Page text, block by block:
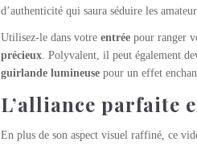
d’authenticité qui saura séduire les
Utilisez-le dans votre entréepour ranger
précieux. Polyvalent, il peut également
guirlande lumineusepour un effet
L’alliance parfaite
En plus de son aspect visuel raffiné, ce